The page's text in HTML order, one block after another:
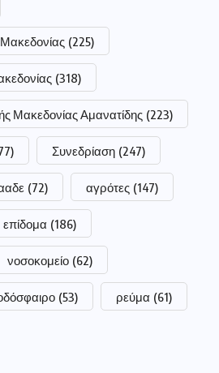
Μακεδονίας (225)
(318)
Μακεδονίας Αμανατίδης (223)
Συνεδρίαση (247)
(72) αγρότες (147)
επίδομα (186)
νοσοκομείο (62)
(53) ρεύμα (61)